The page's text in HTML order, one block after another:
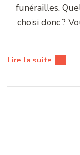
funérailles.
choisi donc ?
Lire la suite